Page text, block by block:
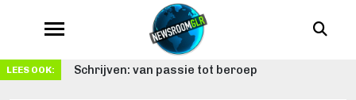
LEES OOK: Schrijven: van passie tot beroep